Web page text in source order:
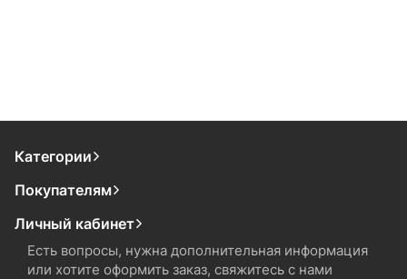
Категории
Покупателям
Личный кабинет
Есть вопросы, нужна дополнительная информация
или хотите оформить заказ, свяжитесь с нами